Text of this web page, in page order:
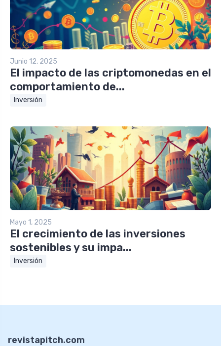
Junio 12, 2025
El impacto de las criptomonedas en el
comportamiento de...
Inversión
Mayo 1, 2025
El crecimiento de las inversiones
sostenibles y su impa...
Inversión
revistapitch.com